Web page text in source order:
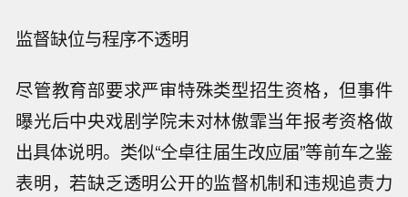
监督缺位与程序不透明
尽管教育部要求严审特殊类型招生资格，但事件
曝光后中央戏剧学院未对林傲霏当年报考资格做
出具体说明。类似“仝卓往届生改应届”等前车之鉴
表明，若缺乏透明公开的监督机制和违规追责力